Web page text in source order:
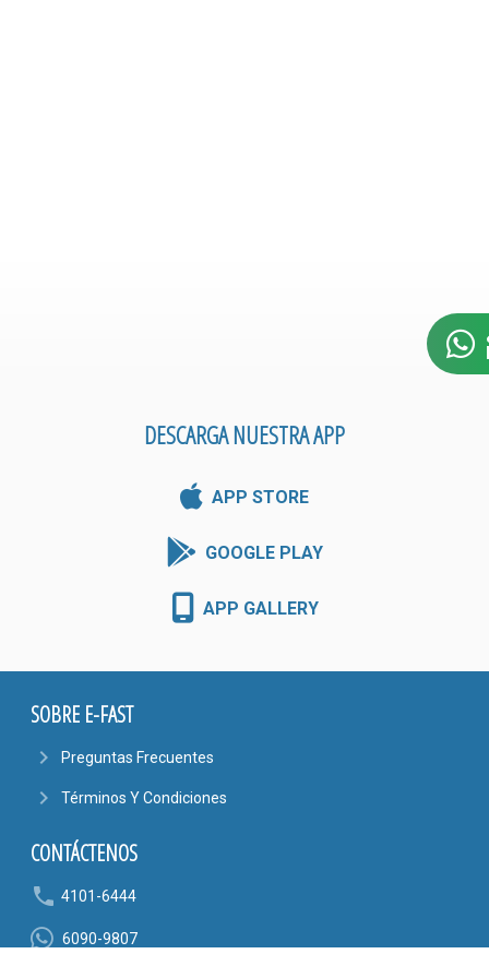
DESCARGA NUESTRA APP
APP STORE
GOOGLE PLAY
APP GALLERY
SOBRE E-FAST
navigate_next Preguntas Frecuentes
navigate_next Términos Y Condiciones
CONTÁCTENOS
phone 4101-6444
6090-9807